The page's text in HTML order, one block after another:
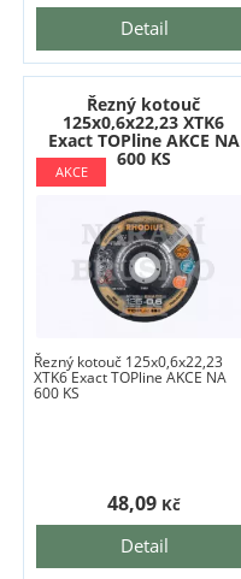
Detail
Řezný kotouč
125x0,6x22,23 XTK6
Exact TOPline AKCE NA
600 KS
Řezný kotouč 125x0,6x22,23
XTK6 Exact TOPline AKCE NA
600 KS
Detail
48,09 Kč